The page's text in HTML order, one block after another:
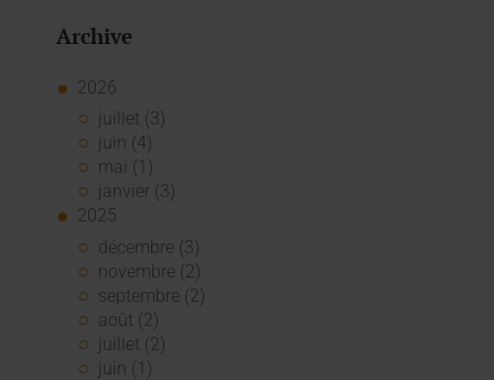
Archive
2026
juillet (3)
juin (4)
mai (1)
janvier (3)
2025
décembre (3)
novembre (2)
septembre (2)
août (2)
juillet (2)
juin (1)